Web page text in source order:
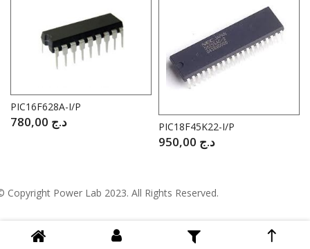
PIC16F628A-I/P
د.ج PIC18F45K22-I/P
د.ج
Copyright Power Lab 2023. All Rights Reserved.